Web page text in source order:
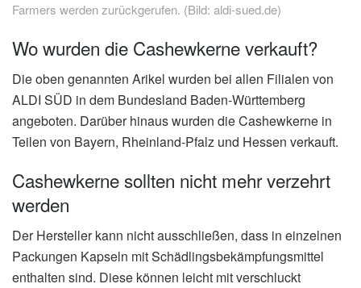
Farmers werden zurückgerufen. (Bild: aldi-sued.de)
Wo wurden die Cashewkerne verkauft?
Die oben genannten Arikel wurden bei allen Filialen von
ALDI SÜD in dem Bundesland Baden-Württemberg
angeboten. Darüber hinaus wurden die Cashewkerne in
Teilen von Bayern, Rheinland-Pfalz und Hessen verkauft.
Cashewkerne sollten nicht mehr verzehrt
werden
Der Hersteller kann nicht ausschließen, dass in einzelnen
Packungen Kapseln mit Schädlingsbekämpfungsmittel
enthalten sind. Diese können leicht mit verschluckt